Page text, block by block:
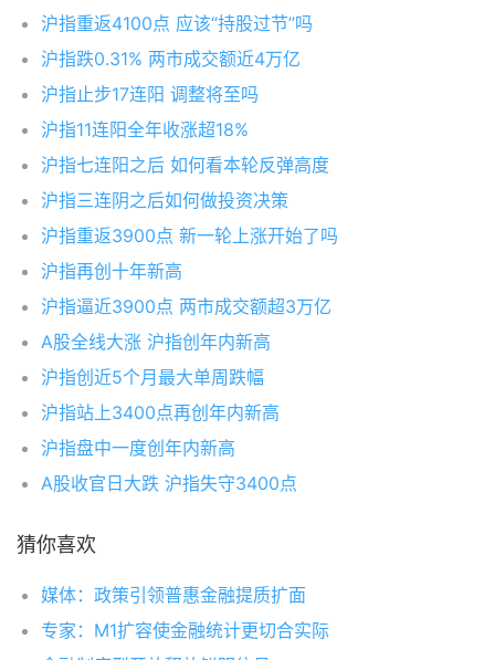
沪指重返4100点 应该“持股过节”吗
沪指跌0.31% 两市成交额近4万亿
沪指止步17连阳 调整将至吗
沪指11连阳全年收涨超18%
沪指七连阳之后 如何看本轮反弹高度
沪指三连阴之后如何做投资决策
沪指重返3900点 新一轮上涨开始了吗
沪指再创十年新高
沪指逼近3900点 两市成交额超3万亿
A股全线大涨 沪指创年内新高
沪指创近5个月最大单周跌幅
沪指站上3400点再创年内新高
沪指盘中一度创年内新高
A股收官日大跌 沪指失守3400点
猜你喜欢
媒体：政策引领普惠金融提质扩面
专家：M1扩容使金融统计更切合实际